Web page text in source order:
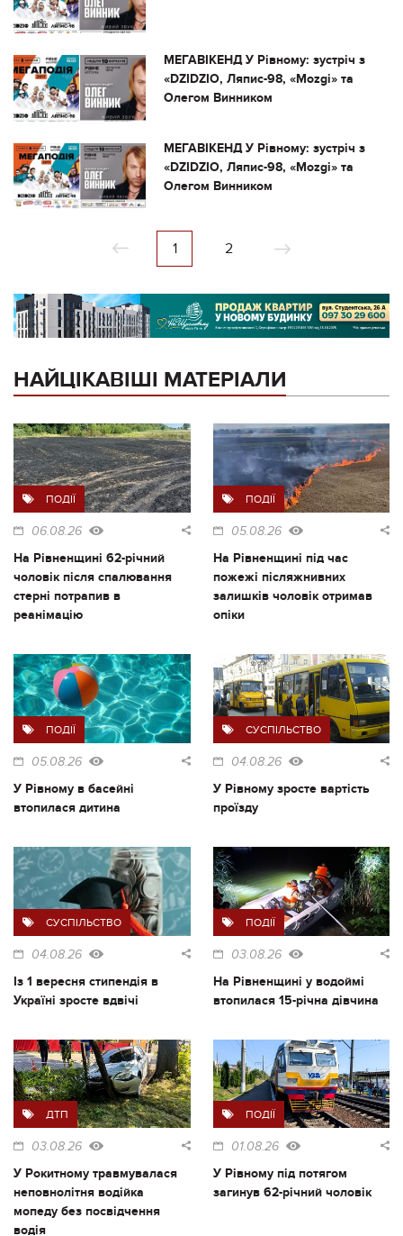
МЕГАВІКЕНД У Рівному: зустріч з
«DZIDZIO, Ляпис-98, «Mozgi» та
Олегом Винником
МЕГАВІКЕНД У Рівному: зустріч з
«DZIDZIO, Ляпис-98, «Mozgi» та
Олегом Винником
1 2
НАЙЦІКАВІШІ МАТЕРІАЛИ
ПОДІЇ
06.08.26
На Рівненщині 62-річний
чоловік після спалювання
стерні потрапив в
реанімацію
ПОДІЇ
05.08.26
На Рівненщині під час
пожежі післяжнивних
залишків чоловік отримав
опіки
ПОДІЇ
05.08.26
У Рівному в басейні
втопилася дитина
СУСПІЛЬСТВО
04.08.26
У Рівному зросте вартість
проїзду
СУСПІЛЬСТВО
04.08.26
Із 1 вересня стипендія в
Україні зросте вдвічі
ПОДІЇ
03.08.26
На Рівненщині у водоймі
втопилася 15-річна дівчина
ДТП
03.08.26
У Рокитному травмувалася
неповнолітня водійка
мопеду без посвідчення
водія
ПОДІЇ
01.08.26
У Рівному під потягом
загинув 62-річний чоловік